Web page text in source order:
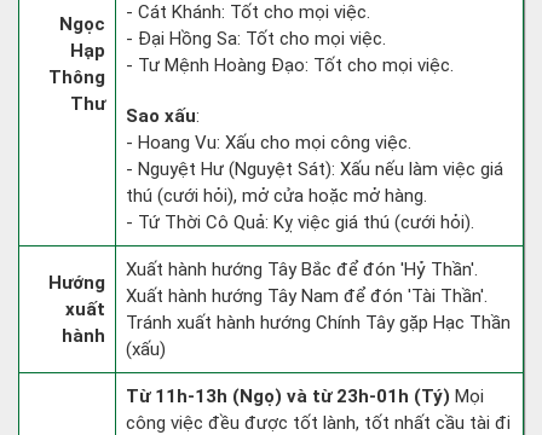
Ngọc
Hạp
Thông
Thư
- Cát Khánh: Tốt cho mọi việc.
- Đại Hồng Sa: Tốt cho mọi việc.
- Tư Mệnh Hoàng Đạo: Tốt cho mọi việc.
Sao xấu:
- Hoang Vu: Xấu cho mọi công việc.
- Nguyệt Hư (Nguyệt Sát): Xấu nếu làm việc giá
thú (cưới hỏi), mở cửa hoặc mở hàng.
- Tứ Thời Cô Quả: Kỵ việc giá thú (cưới hỏi).
Hướng
xuất
hành
Xuất hành hướng Tây Bắc để đón 'Hỷ Thần'.
Xuất hành hướng Tây Nam để đón 'Tài Thần'.
Tránh xuất hành hướng Chính Tây gặp Hạc Thần
(xấu)
Từ 11h-13h (Ngọ) và từ 23h-01h (Tý) Mọi
công việc đều được tốt lành, tốt nhất cầu tài đi